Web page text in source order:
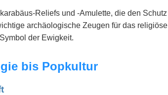
Reliefs und -Amulette, die den Schutz
archäologische Zeugen für das religiöse
der Ewigkeit.
bis Popkultur